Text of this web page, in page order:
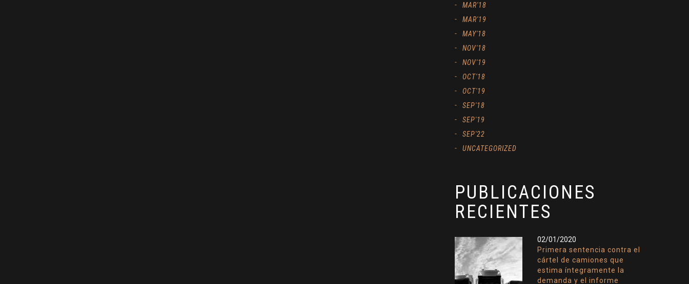
MAR'18
MAR'19
MAY'18
NOV'18
NOV'19
OCT'18
OCT'19
SEP'18
SEP'19
SEP'22
UNCATEGORIZED
PUBLICACIONES
RECIENTES
02/01/2020
Primera sentencia contra el
cártel de camiones que
estima íntegramente la
demanda y el informe